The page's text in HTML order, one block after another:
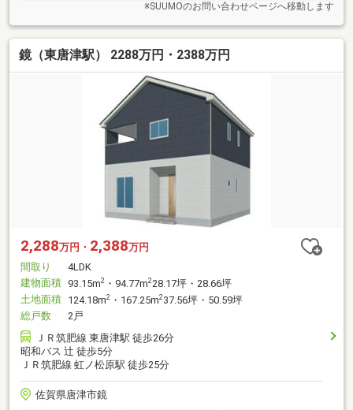
※SUUMOのお問い合わせページへ移動します
鏡（東唐津駅） 2288万円・2388万円
2,288万円・ 2,388万円
間取り
4LDK
建物面積 93.15m2 ・94.77m228.17坪・28.66坪
土地面積 124.18m2 ・167.25m237.56坪・50.59坪
総戸数
2戸
ＪＲ筑肥線 東唐津駅 徒歩26分
昭和バス 辻 徒歩5分
ＪＲ筑肥線 虹ノ松原駅 徒歩25分
佐賀県唐津市鏡